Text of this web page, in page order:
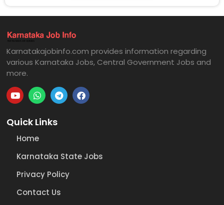
Karnatakajobinfo.com provides information regarding
various Karnataka Jobs, Central Government Jobs and
more.
Quick Links
Home
Karnataka State Jobs
Privacy Policy
Contact Us